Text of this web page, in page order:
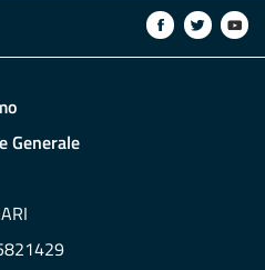
Generale